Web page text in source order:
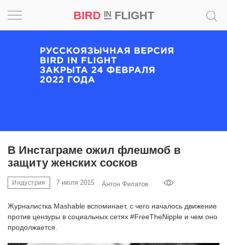
BIRD INFLIGHT
В Инстаграме ожил флешмоб в
защиту женских сосков
Индустрия 7 июля 2015 Антон Филатов
Журналистка Mashable вспоминает, с чего началось движение
против цензуры в социальных сетях #FreeTheNipple и чем оно
продолжается.